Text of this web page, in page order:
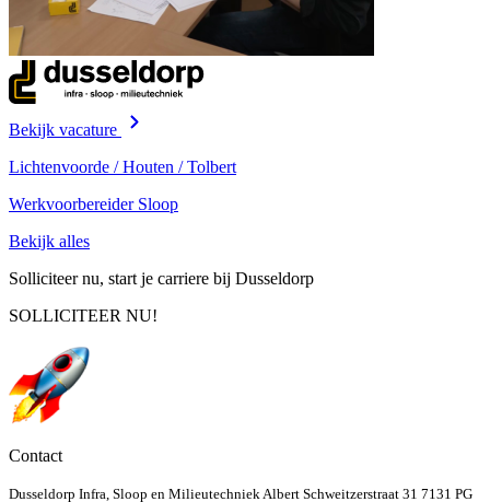
Bekijk vacature
Lichtenvoorde / Houten / Tolbert
Werkvoorbereider Sloop
Bekijk alles
Solliciteer nu, start je carriere bij Dusseldorp
SOLLICITEER NU!
Contact
Dusseldorp Infra, Sloop en MilieutechniekAlbert Schweitzerstraat 31 7131 PG